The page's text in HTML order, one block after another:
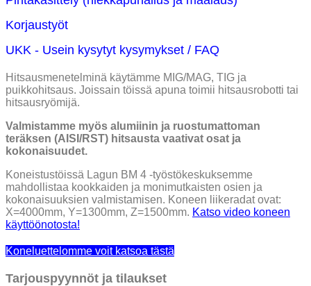
Korjaustyöt
UKK - Usein kysytyt kysymykset / FAQ
Hitsausmenetelminä käytämme MIG/MAG, TIG ja
puikkohitsaus. Joissain töissä apuna toimii hitsausrobotti tai
hitsausryömijä.
Valmistamme myös alumiinin ja ruostumattoman
teräksen (AISI/RST) hitsausta vaativat osat ja
kokonaisuudet.
Koneistustöissä Lagun BM 4 -työstökeskuksemme
mahdollistaa kookkaiden ja monimutkaisten osien ja
kokonaisuuksien valmistamisen. Koneen liikeradat ovat:
X=4000mm, Y=1300mm, Z=1500mm. Katso video koneen
käyttöönotosta!
Koneluettelomme voit katsoa tästä
Tarjouspyynnöt ja tilaukset